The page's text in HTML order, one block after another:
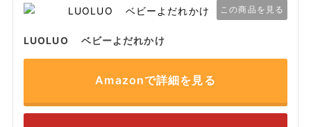
この商品を見る
LUOLUO ベビーよだれかけ
Amazonで詳細を見る